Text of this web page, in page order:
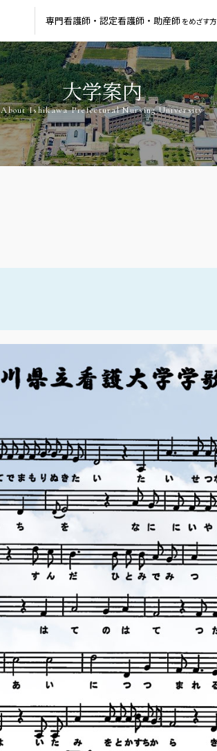
専門看護師・ 認定看護師・ 助産師 をめざす方
大学案内
About Ishikawa Prefectural Nursing University